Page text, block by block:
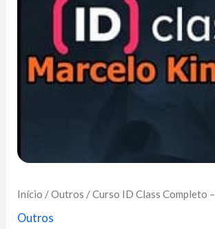
Início /Outros / Curso ID Class Completo
Outros